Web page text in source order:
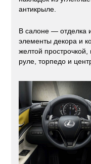
антикрыле.
В салоне — отделка
элементы декора и
желтой прострочкой,
руле, торпедо и